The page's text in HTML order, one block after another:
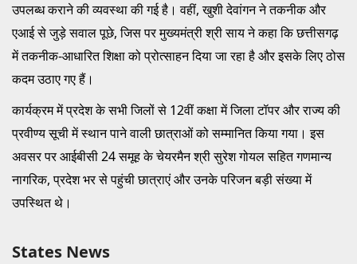
उपलब्ध कराने की व्यवस्था की गई है। वहीं, खुशी देवांगन ने तकनीक और
एआई से जुड़े सवाल पूछे, जिस पर मुख्यमंत्री श्री साय ने कहा कि छत्तीसगढ़
में तकनीक-आधारित शिक्षा को प्रोत्साहन दिया जा रहा है और इसके लिए ठोस
कदम उठाए गए हैं।
कार्यक्रम में प्रदेश के सभी जिलों से 12वीं कक्षा में जिला टॉपर और राज्य की
प्रवीण्य सूची में स्थान पाने वाली छात्राओं को सम्मानित किया गया। इस
अवसर पर आईबीसी 24 समूह के चेयरमैन श्री सुरेश गोयल सहित गणमान्य
नागरिक, प्रदेश भर से पहुंची छात्राएं और उनके परिजन बड़ी संख्या में
उपस्थित थे।
States News